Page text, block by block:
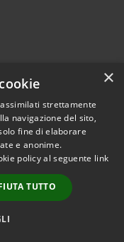
© 2026 • Comune di
• Powered by
•Accesso
redazione
×
strettamente
navigazione del sito,
fine di elaborare
e anonime.
policy al seguente link
TUTTO